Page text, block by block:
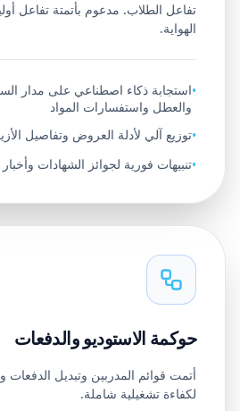
تفاعل الطلاب. مدعوم بأتمتة تفاعل
الهواية.
•استجابة ذكاء اصطناعي على مدار
والعطل واستفسارات المواد
•توزيع آلي لأدلة العروض وتفاصيل
•تنبيهات فورية لجوائز الشهادات
حوكمة الاستوديو والدفعات
أتمت قوائم المدربين وتبديل الدفعات
لكفاءة تشغيلية شاملة.